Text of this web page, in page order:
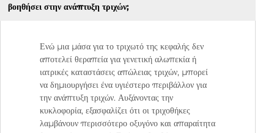
βοηθήσει στην ανάπτυξη τριχών;
Ενώ μια μάσα για το τριχωτό της κεφαλής δεν
αποτελεί θεραπεία για γενετική αλωπεκία ή
ιατρικές καταστάσεις απώλειας τριχών, μπορεί
να δημιουργήσει ένα υγιέστερο περιβάλλον για
την ανάπτυξη τριχών. Αυξάνοντας την
κυκλοφορία, εξασφαλίζει ότι οι τριχοθήκες
λαμβάνουν περισσότερο οξυγόνο και απαραίτητα